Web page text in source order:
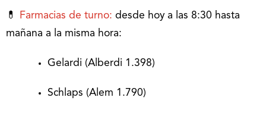
💊 Farmacias de turno: desde hoy a las 8:30 hasta
mañana a la misma hora:
Gelardi (Alberdi 1.398)
Schlaps (Alem 1.790)